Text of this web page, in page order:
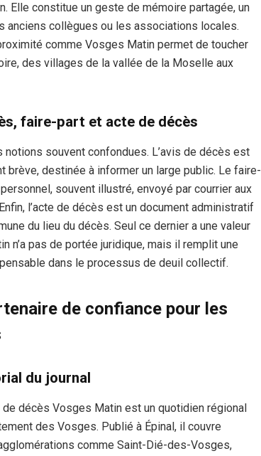
Elle constitue un geste de mémoire partagée, un
collègues ou les associations locales.
comme Vosges Matin permet de toucher
des villages de la vallée de la Moselle aux
faire-part et acte de décès
souvent confondues. L’avis de décès est
brève, destinée à informer un large public. Le faire-
souvent illustré, envoyé par courrier aux
l’acte de décès est un document administratif
du lieu du décès. Seul ce dernier a une valeur
n’a pas de portée juridique, mais il remplit une
dans le processus de deuil collectif.
de confiance pour les
du journal
décès Vosges Matin est un quotidien régional
des Vosges. Publié à Épinal, il couvre
comme Saint-Dié-des-Vosges,